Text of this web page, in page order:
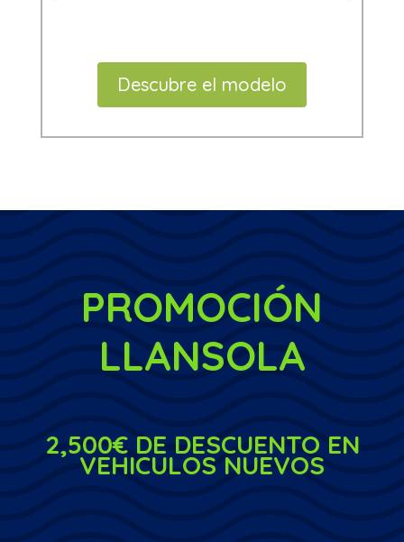
Descubre el modelo
PROMOCIÓN
LLANSOLA
2,500€ DE DESCUENTO EN
VEHICULOS NUEVOS